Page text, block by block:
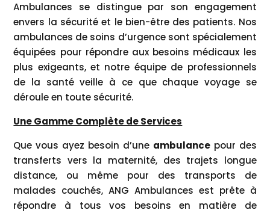
Ambulances se distingue par son engagement
envers la sécurité et le bien-être des patients. Nos
ambulances de soins d’urgence sont spécialement
équipées pour répondre aux besoins médicaux les
plus exigeants, et notre équipe de professionnels
de la santé veille à ce que chaque voyage se
déroule en toute sécurité.
Une Gamme Complète de Services
Que vous ayez besoin d’une ambulancepour des
transferts vers la maternité, des trajets longue
distance, ou même pour des transports de
malades couchés, ANG Ambulances est prête à
répondre à tous vos besoins en matière de